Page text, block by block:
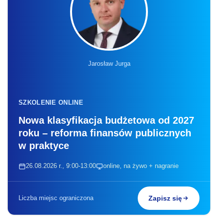
Jarosław Jurga
SZKOLENIE ONLINE
Nowa klasyfikacja budżetowa od 2027
roku – reforma finansów publicznych
w praktyce
26.08.2026 r., 9:00-13:00 online, na żywo + nagranie
Liczba miejsc ograniczona Zapisz się